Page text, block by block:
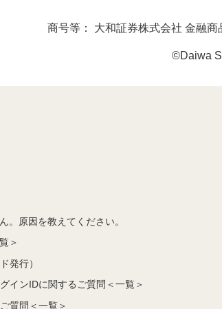
商号等： 大和証券株式会社 金融
©Daiwa
。原因を教えてください。
＞
発行）
インIDに関するご質問＜一覧＞
質問＜一覧＞